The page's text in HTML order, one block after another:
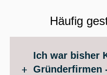
Häufig
Ich war bisher
Gründerfirmen